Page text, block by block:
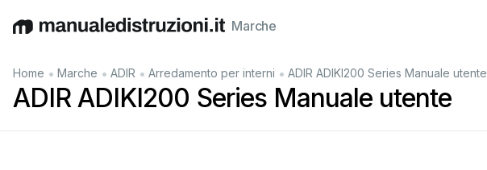
EnglishDeutschEspañol Italiano Français
Marche
Home • Marche • ADIR • Arredamento per interni • ADIR ADIKI200 Series Manuale utente
ADIR ADIKI200 Series Manuale utente